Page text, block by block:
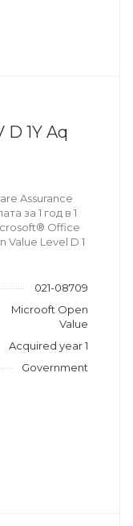
D 1Y Aq
Assurance
за 1 год в 1
Office
Value Level D 1
021-08709
Microoft Open
Value
Acquired year 1
Government